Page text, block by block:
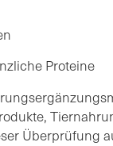
Proteine
Überprüfung